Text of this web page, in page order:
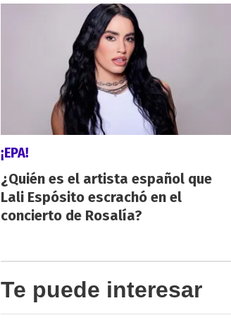
¡EPA!
¿Quién es el artista español que
Lali Espósito escrachó en el
concierto de Rosalía?
Te puede interesar